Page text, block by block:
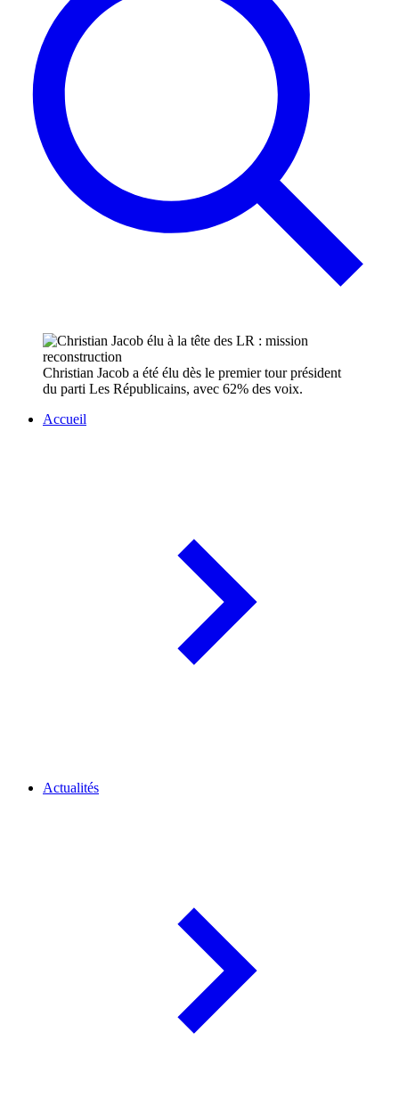
Christian Jacob a été élu dès le premier tour président
du parti Les Républicains, avec 62% des voix.
Accueil
Actualités